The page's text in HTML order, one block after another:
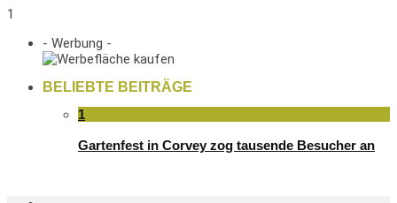
1
- Werbung -
BELIEBTE BEITRÄGE
1
Gartenfest in Corvey zog tausende Besucher an